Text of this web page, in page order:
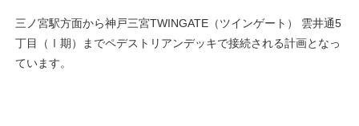
三ノ宮駅方面から神戸三宮TWINGATE（ツインゲート） 雲井通5
丁目（Ⅰ期）までペデストリアンデッキで接続される計画となっ
ています。